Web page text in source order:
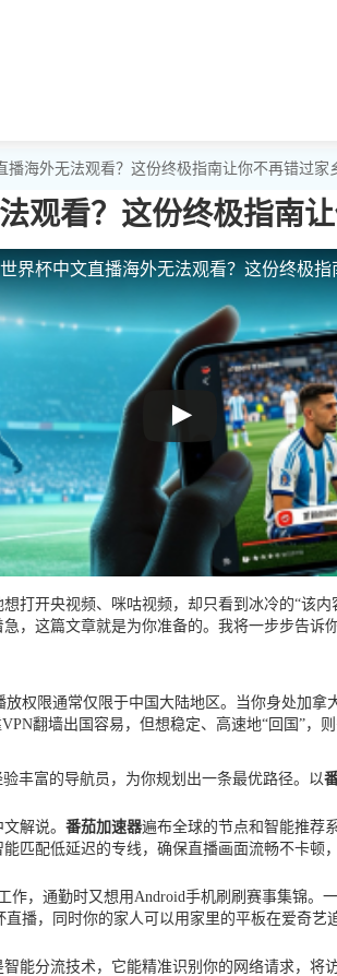
播海外无法观看？这份终极指南让你不再错过家
观看？这份终极指南
界杯中文直播海外无法观看？这份终极
打开央视频、咪咕视频，却只看到冰冷的“该
，这篇文章就是为你准备的。我将一步步告
权限通常仅限于中国大陆地区。当你身处加
翻墙出国容易，但想稳定、高速地“回国”，则
丰富的导航员，为你规划出一条最优路径。以
解说。 番茄加速器遍布全球的节点和智能推荐
匹配低延迟的专线，确保直播画面流畅不卡顿
，通勤时又想用Android手机刷刷赛事集锦。
播，同时你的家人可以用家里的平板在爱奇艺
能分流技术，它能精准识别你的网络请求，